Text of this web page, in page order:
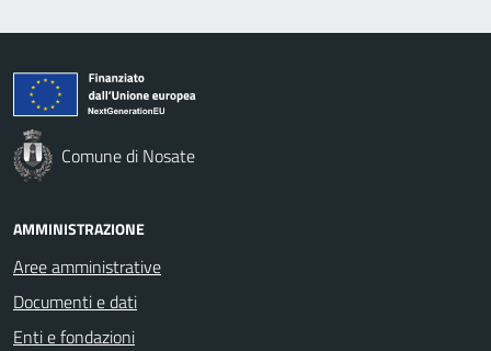
Comune di Nosate
AMMINISTRAZIONE
Aree amministrative
Documenti e dati
Enti e fondazioni